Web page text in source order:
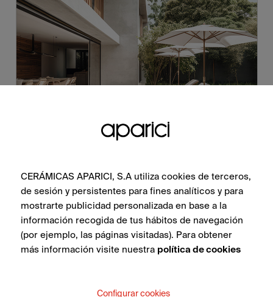
CERÁMICAS APARICI, S.A utiliza cookies de terceros,
de sesión y persistentes para fines analíticos y para
mostrarte publicidad personalizada en base a la
información recogida de tus hábitos de navegación
(por ejemplo, las páginas visitadas). Para obtener
más información visite nuestra política de cookies
Configurar cookies